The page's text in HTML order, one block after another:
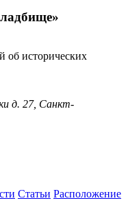
об исторических
д. 27, Санкт-
Статьи Расположение